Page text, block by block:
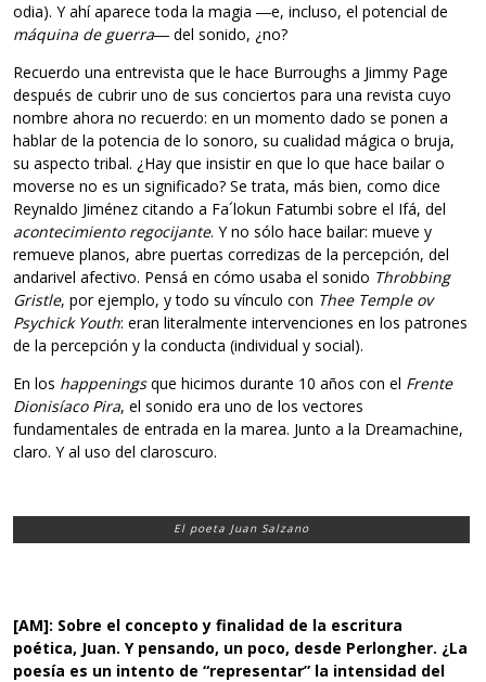
odia). Y ahí aparece toda la magia ―e, incluso, el potencial de
máquina de guerra― del sonido, ¿no?
Recuerdo una entrevista que le hace Burroughs a Jimmy Page
después de cubrir uno de sus conciertos para una revista cuyo
nombre ahora no recuerdo: en un momento dado se ponen a
hablar de la potencia de lo sonoro, su cualidad mágica o bruja,
su aspecto tribal. ¿Hay que insistir en que lo que hace bailar o
moverse no es un significado? Se trata, más bien, como dice
Reynaldo Jiménez citando a Fa´lokun Fatumbi sobre el Ifá, del
acontecimiento regocijante. Y no sólo hace bailar: mueve y
remueve planos, abre puertas corredizas de la percepción, del
andarivel afectivo. Pensá en cómo usaba el sonido Throbbing
Gristle, por ejemplo, y todo su vínculo con Thee Temple ov
Psychick Youth: eran literalmente intervenciones en los patrones
de la percepción y la conducta (individual y social).
En los happeningsque hicimos durante 10 años con el Frente
Dionisíaco Pira, el sonido era uno de los vectores
fundamentales de entrada en la marea. Junto a la Dreamachine,
claro. Y al uso del claroscuro.
El poeta Juan Salzano
[AM]: Sobre el concepto y finalidad de la escritura
poética, Juan. Y pensando, un poco, desde Perlongher. ¿La
poesía es un intento de “representar” la intensidad del